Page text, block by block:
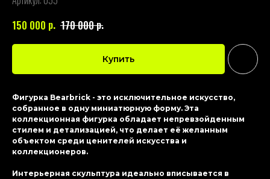
150 000 р. 170 000р.
Купить
Фигурка Bearbrick - это исключительное искусство,
собранное в одну миниатюрную форму. Эта
коллекционная фигурка обладает непревзойденным
стилем и детализацией, что делает её желанным
объектом среди ценителей искусства и
коллекционеров.
Интерьерная скульптура идеально вписывается в